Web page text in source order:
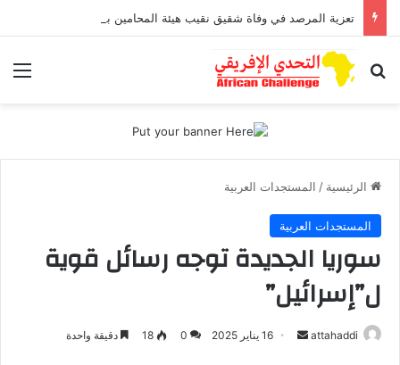
بحث عن
الرئيسية / المستجدات العربية
المستجدات العربية
سوريا الجديدة توجه رسائل قوية
ل”إسرائيل”
attahaddi
أرسل 16 يناير 2025 0
18 دقيقة واحدة